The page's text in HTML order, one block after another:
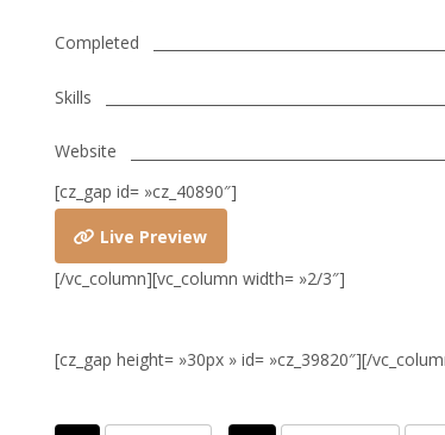
Completed
Skills
Website
[cz_gap id= »cz_40890″]
Live Preview
[/vc_column][vc_column width= »2/3″]
[cz_gap height= »30px » id= »cz_39820″][/